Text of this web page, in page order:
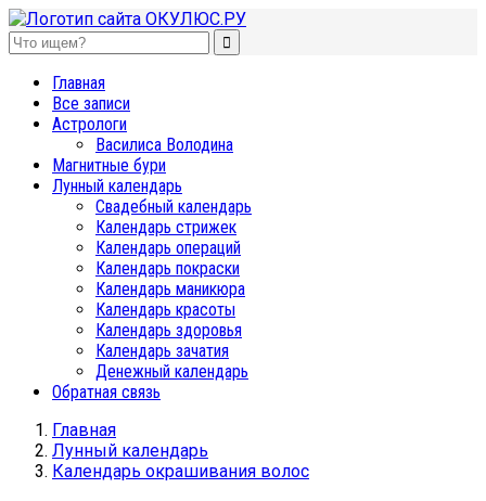
ОКУЛЮС.РУ
Нет счастья, равного спокойствию
Главная
Все записи
Астрологи
Василиса Володина
Магнитные бури
Лунный календарь
Свадебный календарь
Календарь стрижек
Календарь операций
Календарь покраски
Календарь маникюра
Календарь красоты
Календарь здоровья
Календарь зачатия
Денежный календарь
Обратная связь
Главная
Лунный календарь
Календарь окрашивания волос